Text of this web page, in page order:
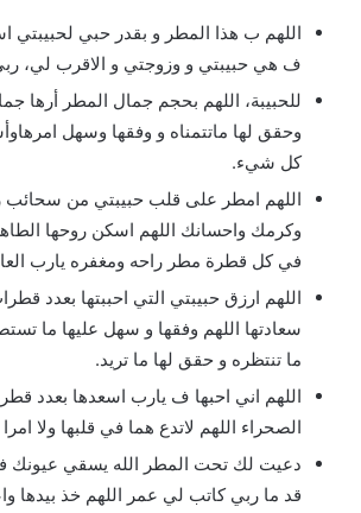
اللهم ب هذا المطر و بقدر حبي لحبيبتي
ف هي حبيبتي و وزوجتي و الاقرب لي،
للحبيبة، اللهم بحجم جمال المطر أرها
وحقق لها ماتتمناه و وفقها وسهل
كل شيء.
اللهم امطر على قلب حبيبتي من
وكرمك واحسانك اللهم اسكن روحها
في كل قطرة مطر راحه ومغفره يارب
اللهم ارزق حبيبتي التي احببتها بعدد
سعادتها اللهم وفقها و سهل عليها ما
ما تنتظره و حقق لها ما تريد.
اللهم اني احبها ف يارب اسعدها بعدد
الصحراء اللهم لاتدع هما في قلبها ولا
دعيت لك تحت المطر الله يسقي عيونك
قد ما ربي كاتب لي عمر اللهم خذ بيدها